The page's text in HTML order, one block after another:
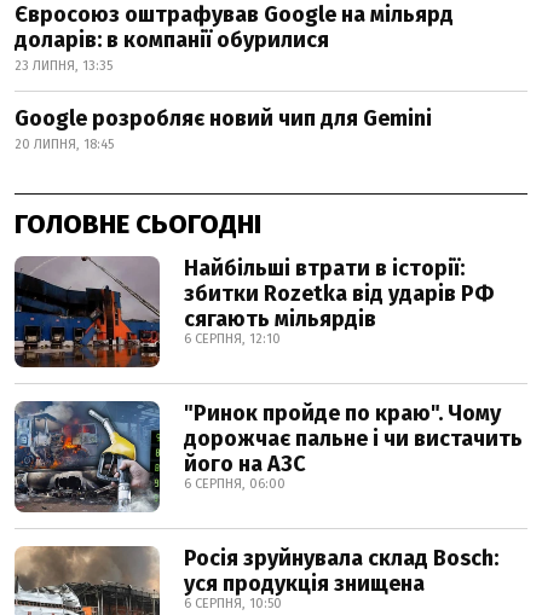
Євросоюз оштрафував Google на мільярд
доларів: в компанії обурилися
23 ЛИПНЯ, 13:35
Google розробляє новий чип для Gemini
20 ЛИПНЯ, 18:45
ГОЛОВНЕ СЬОГОДНІ
Найбільші втрати в історії:
збитки Rozetka від ударів РФ
сягають мільярдів
6 СЕРПНЯ, 12:10
"Ринок пройде по краю". Чому
дорожчає пальне і чи вистачить
його на АЗС
6 СЕРПНЯ, 06:00
Росія зруйнувала склад Bosch:
уся продукція знищена
6 СЕРПНЯ, 10:50